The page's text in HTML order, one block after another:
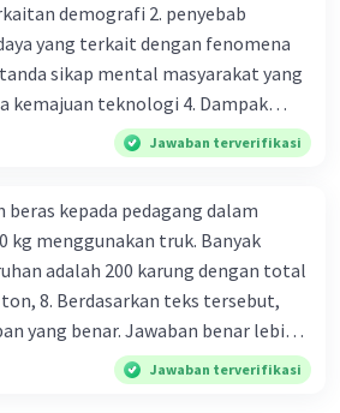
demografi 2. penyebab
yang terkait dengan fenomena
sikap mental masyarakat yang
kemajuan teknologi 4. Dampak
sosial masyarakat 5.
bidang ekonomi yang menunjukkan
ilmu pengetahuan dan pendidikan
7. Konsep mengenai
masyarakat seringkali mengalami
satunya kesalahan tersebut
modern adalah mengikuti... 8.
Bentuk kearifan lokal di wilayah
Jawaban terverifikasi
beras kepada pedagang dalam
kg menggunakan truk. Banyak
adalah 200 karung dengan total
8. Berdasarkan teks tersebut,
yang benar. Jawaban benar lebih
beras kemasan 25 kg adalah 50
beras kemasan 50 kg adalah 150
Jawaban terverifikasi